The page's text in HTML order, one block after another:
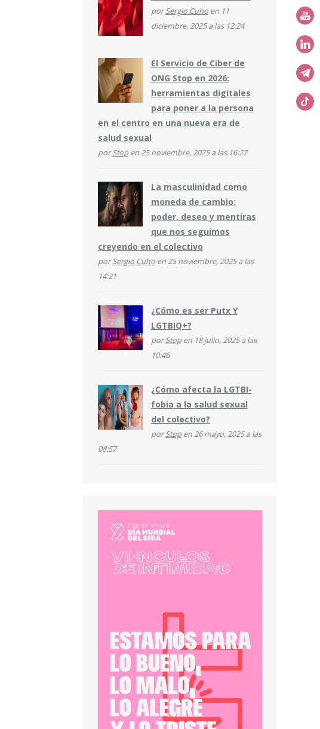
porSergio Cuhoen 11
diciembre, 2025 a las 12:24
El Servicio de Ciber de
ONG Stop en 2026:
herramientas digitales
para poner a la persona
en el centro en una nueva era de
salud sexual
porStopen 25 noviembre, 2025 a las 16:27
La masculinidad como
moneda de cambio:
poder, deseo y mentiras
que nos seguimos
creyendo en el colectivo
porSergio Cuhoen 25 noviembre, 2025 a las
14:21
¿Cómo es ser Putx Y
LGTBIQ+?
porStopen 18 julio, 2025 a las
10:46
¿Cómo afecta la LGTBI-
fobia a la salud sexual
del colectivo?
porStopen 26 mayo, 2025 a las
08:57